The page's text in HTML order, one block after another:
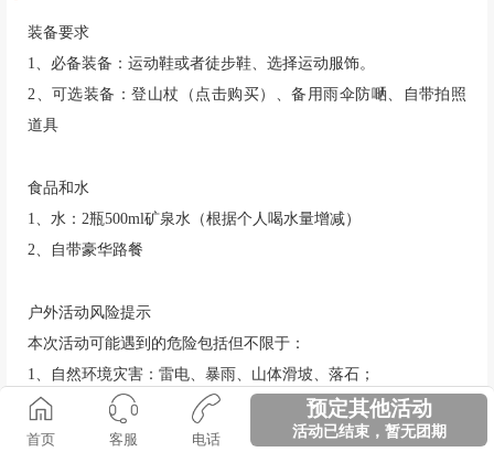
装备要求
1、必备装备：运动鞋或者徒步鞋、选择运动服饰。
2、可选装备：登山杖
（点击购买） 、备用雨伞防嗮、自带拍照
道具
食品和水
1、水：2瓶500ml矿泉水（根据个人喝水量增减）
2、自带豪华路餐
户外活动风险提示
本次活动可能遇到的危险包括但不限于：
1、自然环境灾害：雷电、暴雨、山体滑坡、落石；
2、动植物伤害：蛇咬、蜂蛰、蚊虫侵扰、有毒植物
3、自由风险：扭挫伤、迷路、抽筋、脱力、中暑；
首页 客服 电话
预定其他活动
活动已结束，暂无团期